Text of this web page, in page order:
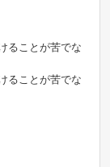
ることが苦でな
ることが苦でな